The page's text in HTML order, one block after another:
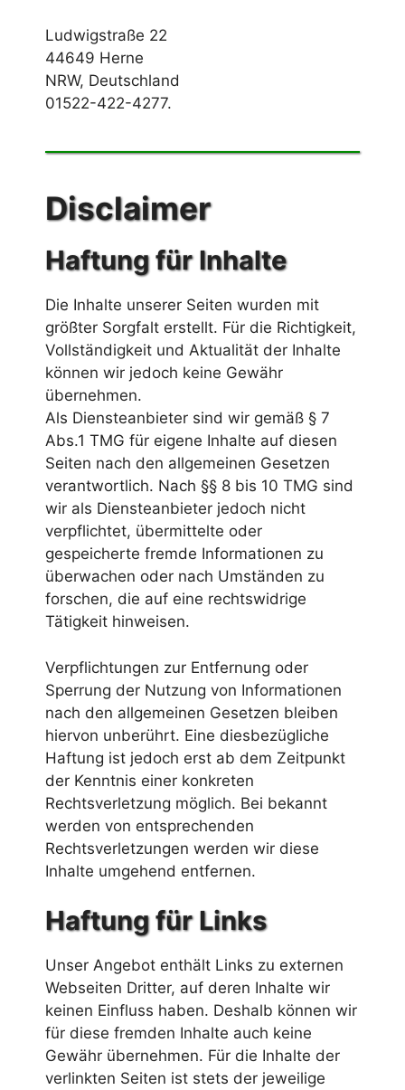
Ludwigstraße 22
44649 Herne
NRW, Deutschland
01522-422-4277.
Disclaimer
Haftung für Inhalte
Die Inhalte unserer Seiten wurden mit
größter Sorgfalt erstellt. Für die Richtigkeit,
Vollständigkeit und Aktualität der Inhalte
können wir jedoch keine Gewähr
übernehmen.
Als Diensteanbieter sind wir gemäß § 7
Abs.1 TMG für eigene Inhalte auf diesen
Seiten nach den allgemeinen Gesetzen
verantwortlich. Nach §§ 8 bis 10 TMG sind
wir als Diensteanbieter jedoch nicht
verpflichtet, übermittelte oder
gespeicherte fremde Informationen zu
überwachen oder nach Umständen zu
forschen, die auf eine rechtswidrige
Tätigkeit hinweisen.
Verpflichtungen zur Entfernung oder
Sperrung der Nutzung von Informationen
nach den allgemeinen Gesetzen bleiben
hiervon unberührt. Eine diesbezügliche
Haftung ist jedoch erst ab dem Zeitpunkt
der Kenntnis einer konkreten
Rechtsverletzung möglich. Bei bekannt
werden von entsprechenden
Rechtsverletzungen werden wir diese
Inhalte umgehend entfernen.
Haftung für Links
Unser Angebot enthält Links zu externen
Webseiten Dritter, auf deren Inhalte wir
keinen Einfluss haben. Deshalb können wir
für diese fremden Inhalte auch keine
Gewähr übernehmen. Für die Inhalte der
verlinkten Seiten ist stets der jeweilige